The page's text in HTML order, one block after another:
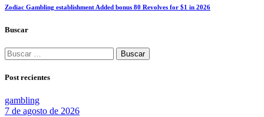
Zodiac Gambling establishment Added bonus 80 Revolves for $1 in 2026
Buscar
Buscar:
Post recientes
gambling
7 de agosto de 2026